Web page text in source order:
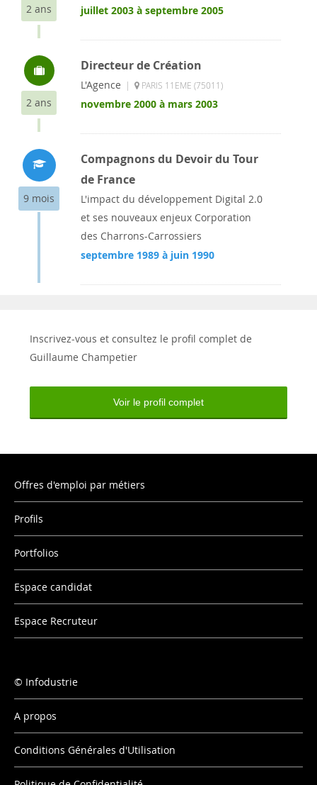
2 ans juillet 2003 à septembre 2005
2 ans
Directeur de Création
L'Agence | PARIS 11EME (75011)
novembre 2000 à mars 2003
9 mois
Compagnons du Devoir du Tour
de France
L'impact du développement Digital 2.0
et ses nouveaux enjeux Corporation
des Charrons-Carrossiers
septembre 1989 à juin 1990
Inscrivez-vous et consultez le profil complet de
Guillaume Champetier
Voir le profil complet
Offres d'emploi par métiers
Profils
Portfolios
Espace candidat
Espace Recruteur
Infodustrie
A propos
Conditions Générales d'Utilisation